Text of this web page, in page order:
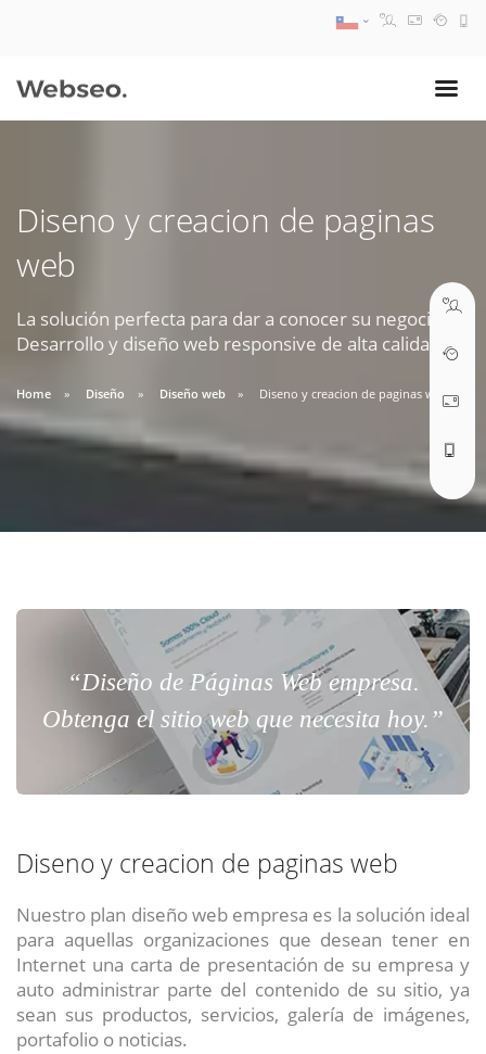
Diseno y creacion de paginas
web
La solución perfecta para dar a conocer su negocio.
Desarrollo y diseño web responsive de alta calidad.
Home Diseño Diseño web Diseno y creacion de paginas web
“Diseño de Páginas Web empresa.
Obtenga el sitio web que necesita hoy.”
Diseno y creacion de paginas web
Nuestro plan diseño web empresa es la solución ideal
para aquellas organizaciones que desean tener en
Internet una carta de presentación de su empresa y
auto administrar parte del contenido de su sitio, ya
sean sus productos, servicios, galería de imágenes,
portafolio o noticias.
09:30 AM A 18:30 PM